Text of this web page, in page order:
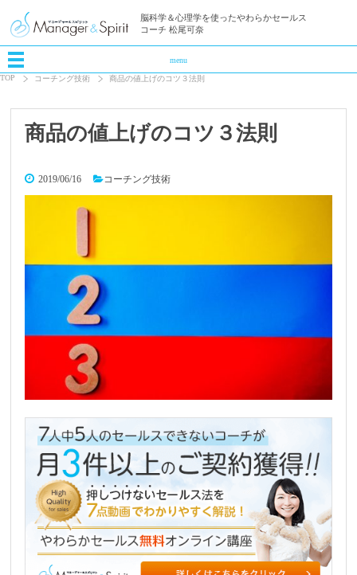
脳科学＆心理学を使ったやわらかセールス
コーチ 松尾可奈
menu
TOP
コーチング技術 商品の値上げのコツ３法則
商品の値上げのコツ３法則
2019/06/16 コーチング技術